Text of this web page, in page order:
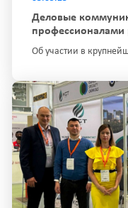
Деловые
профессионалами
Об участии в